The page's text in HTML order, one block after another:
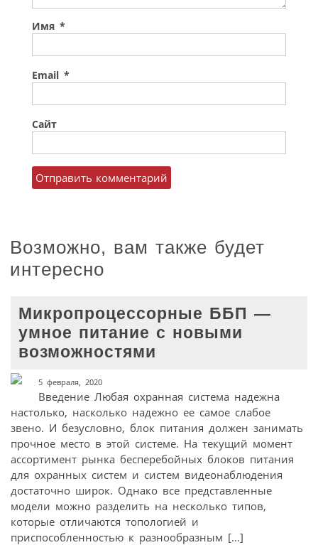
Имя *
Email *
Сайт
Возможно, вам также будет
интересно
Микропроцессорные ББП —
умное питание с новыми
возможностями
5 февраля, 2020
Введение Любая охранная система надежна
настолько, насколько надежно ее самое слабое
звено. И безусловно, блок питания должен занимать
прочное место в этой системе. На текущий момент
ассортимент рынка бесперебойных блоков питания
для охранных систем и систем видеонаблюдения
достаточно широк. Однако все представленные
модели можно разделить на несколько типов,
которые отличаются топологией и
приспособленностью к разнообразным […]